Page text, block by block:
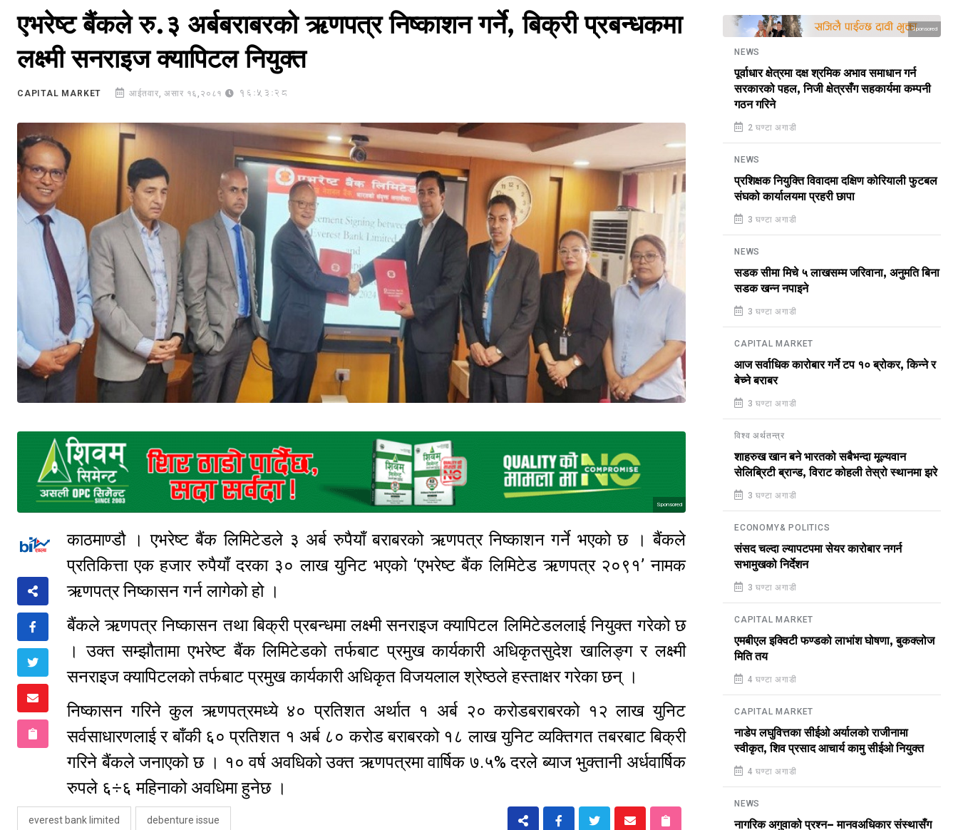
एभरेष्ट बैंकले रु.३ अर्बबराबरको ऋणपत्र निष्काशन गर्ने, बिक्री प्रबन्धकमा
लक्ष्मी सनराइज क्यापिटल नियुक्त
CAPITAL MARKET आईतवार, असार १६,२०८१ 16:53:28
Sponsored
काठमाण्डौ । एभरेष्ट बैंक लिमिटेडले ३ अर्ब रुपैयाँ बराबरको ऋणपत्र निष्काशन गर्ने भएको छ । बैंकले
प्रतिकित्ता एक हजार रुपैयाँ दरका ३० लाख युनिट भएको ‘एभरेष्ट बैंक लिमिटेड ऋणपत्र २०९१’ नामक
ऋणपत्र निष्कासन गर्न लागेको हो ।
बैंकले ऋणपत्र निष्कासन तथा बिक्री प्रबन्धमा लक्ष्मी सनराइज क्यापिटल लिमिटेडललाई नियुक्त गरेको छ
। उक्त सम्झौतामा एभरेष्ट बैंक लिमिटेडको तर्फबाट प्रमुख कार्यकारी अधिकृतसुदेश खालिङ्ग र लक्ष्मी
सनराइज क्यापिटलको तर्फबाट प्रमुख कार्यकारी अधिकृत विजयलाल श्रेष्ठले हस्ताक्षर गरेका छन् ।
निष्कासन गरिने कुल ऋणपत्रमध्ये ४० प्रतिशत अर्थात १ अर्ब २० करोडबराबरको १२ लाख युनिट
सर्वसाधारणलाई र बाँकी ६० प्रतिशत १ अर्ब ८० करोड बराबरको १८ लाख युनिट व्यक्तिगत तबरबाट बिक्री
गरिने बैंकले जनाएको छ । १० वर्ष अवधिको उक्त ऋणपत्रमा वार्षिक ७.५% दरले ब्याज भुक्तानी अर्धवार्षिक
रुपले ६÷६ महिनाको अवधिमा हुनेछ ।
everest bank limited debenture issue
Sponsored
NEWS
पूर्वाधार क्षेत्रमा दक्ष श्रमिक अभाव समाधान गर्न
सरकारको पहल, निजी क्षेत्रसँग सहकार्यमा कम्पनी
गठन गरिने
2 घण्टा अगाडी
NEWS
प्रशिक्षक नियुक्ति विवादमा दक्षिण कोरियाली फुटबल
संघको कार्यालयमा प्रहरी छापा
3 घण्टा अगाडी
NEWS
सडक सीमा मिचे ५ लाखसम्म जरिवाना, अनुमति बिना
सडक खन्न नपाइने
3 घण्टा अगाडी
CAPITAL MARKET
आज सर्वाधिक कारोबार गर्ने टप १० ब्रोकर, किन्ने र
बेच्ने बराबर
3 घण्टा अगाडी
विश्व अर्थतन्त्र
शाहरुख खान बने भारतको सबैभन्दा मूल्यवान
सेलिब्रिटी ब्रान्ड, विराट कोहली तेस्रो स्थानमा झरे
3 घण्टा अगाडी
ECONOMY& POLITICS
संसद चल्दा ल्यापटपमा सेयर कारोबार नगर्न
सभामुखको निर्देशन
3 घण्टा अगाडी
CAPITAL MARKET
एमबीएल इक्विटी फण्डको लाभांश घोषणा, बुकक्लोज
मिति तय
4 घण्टा अगाडी
CAPITAL MARKET
नाडेप लघुवित्तका सीईओ अर्यालको राजीनामा
स्वीकृत, शिव प्रसाद आचार्य कामु सीईओ नियुक्त
4 घण्टा अगाडी
NEWS
नागरिक अगुवाको प्रश्न– मानवअधिकार संस्थासँग